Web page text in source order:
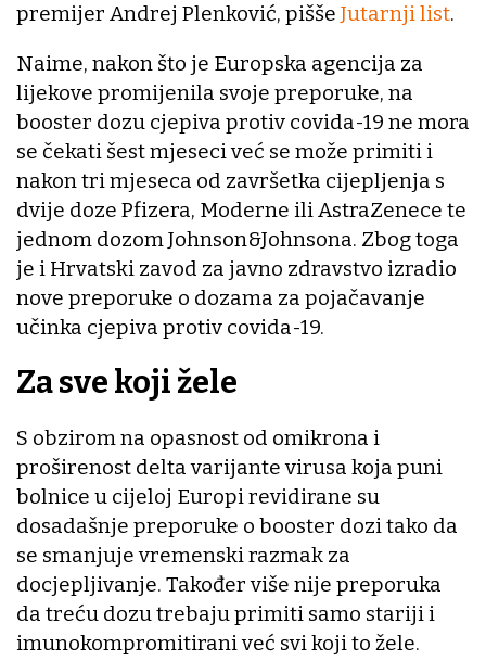
premijer Andrej Plenković, pišše Jutarnji list.
Naime, nakon što je Europska agencija za
lijekove promijenila svoje preporuke, na
booster dozu cjepiva protiv covida-19 ne mora
se čekati šest mjeseci već se može primiti i
nakon tri mjeseca od završetka cijepljenja s
dvije doze Pfizera, Moderne ili AstraZenece te
jednom dozom Johnson&Johnsona. Zbog toga
je i Hrvatski zavod za javno zdravstvo izradio
nove preporuke o dozama za pojačavanje
učinka cjepiva protiv covida-19.
Za sve koji žele
S obzirom na opasnost od omikrona i
proširenost delta varijante virusa koja puni
bolnice u cijeloj Europi revidirane su
dosadašnje preporuke o booster dozi tako da
se smanjuje vremenski razmak za
docjepljivanje. Također više nije preporuka
da treću dozu trebaju primiti samo stariji i
imunokompromitirani već svi koji to žele.